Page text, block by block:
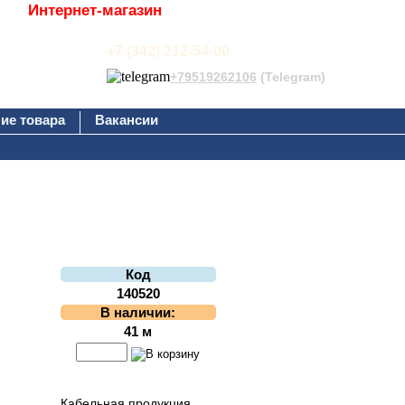
Интернет-магазин
+7 (342) 212-54-00
+79519262106 (Telegram)
товара Вакансии
Код
140520
В наличии:
41 м